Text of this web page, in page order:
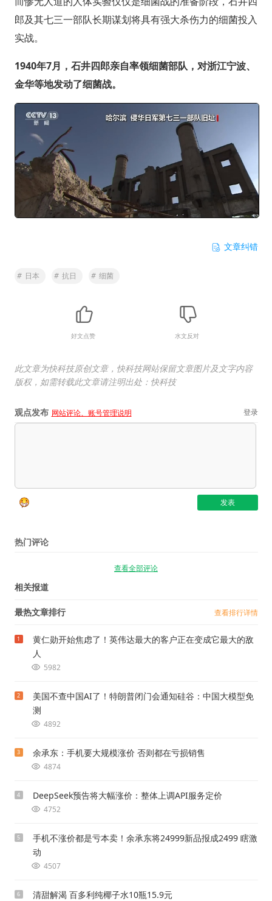
郎及其七三一部队长期谋划将具有强大杀伤力的细菌投入
实战。
1940年7月，石井四郎亲自率领细菌部队，对浙江宁波、
金华等地发动了细菌战。
文章纠错
# 日本 # 抗日 # 细菌
好文点赞 水文反对
此文章为快科技原创文章，快科技网站保留文章图片及文字内容
版权，如需转载此文章请注明出处：快科技
观点发布 网站评论、账号管理说明 登录
热门评论
查看全部评论
相关报道
最热文章排行 查看排行详情
1
黄仁勋开始焦虑了！英伟达最大的客户正在变成它最大的敌
人
5982
2
美国不查中国AI了！特朗普闭门会通知硅谷：中国大模型免
测
4892
3 余承东：手机要大规模涨价 否则都在亏损销售
4874
4 DeepSeek预告将大幅涨价：整体上调API服务定价
4752
5
手机不涨价都是亏本卖！余承东将24999新品报成2499 瞎激
动
4507
6 清甜解渴 百多利纯椰子水10瓶15.9元